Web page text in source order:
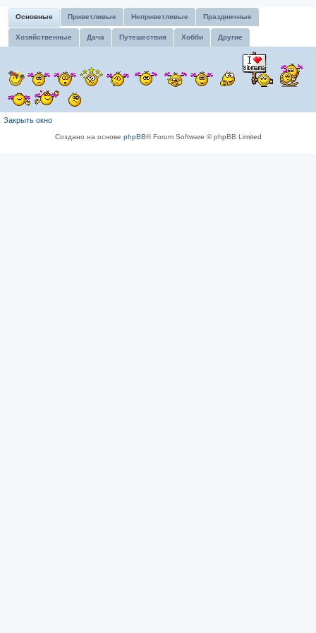
Основные Приветливые Неприветливые Праздничные
Хозяйственные Дача Путешествия Хобби Другие
Закрыть окно
Создано на основе phpBB® Forum Software © phpBB Limited